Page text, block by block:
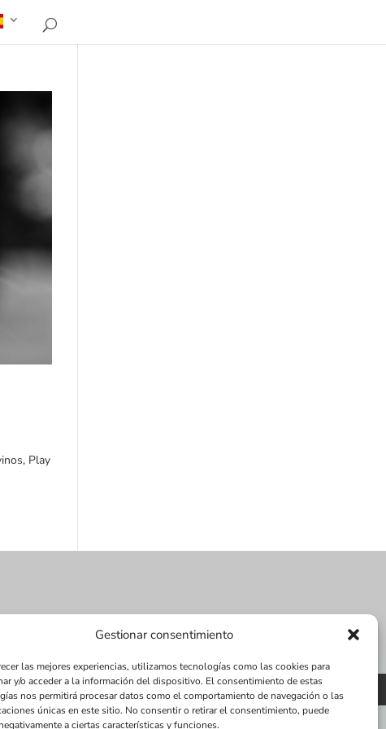
Gestionar consentimiento
las mejores experiencias, utilizamos tecnologías como las cookies para
y/o acceder a la información del dispositivo. El consentimiento de estas
nos permitirá procesar datos como el comportamiento de navegación o las
únicas en este sitio. No consentir o retirar el consentimiento, puede
a ciertas características y funciones.
Play
Tienda